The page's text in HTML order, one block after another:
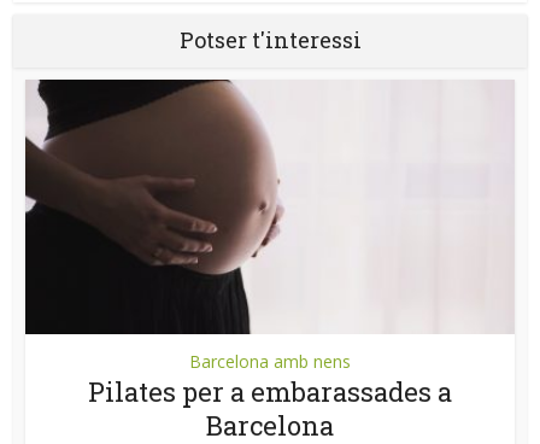
Potser t'interessi
Barcelona amb nens
Pilates per a embarassades a
Barcelona